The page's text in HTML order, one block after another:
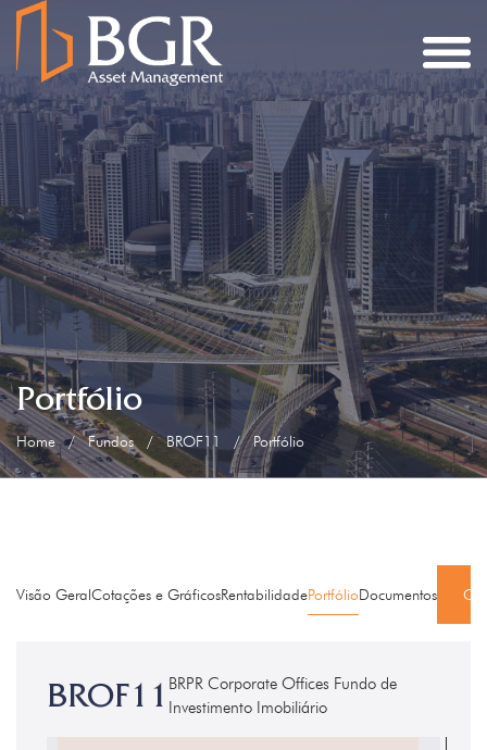
Portfólio
Home / Fundos / BROF11 / Portfólio
Visão GeralCotações e GráficosRentabilidadePortfólioDocumentos
BROF11 BRPR Corporate Offices Fundo de
Investimento Imobiliário